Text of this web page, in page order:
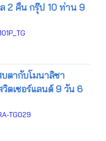
2 คืน กรุ๊ป 10 ท่าน 9
ตากับโมนาลิซา
วิตเซอร์แลนด์ 9 วัน 6
TG029